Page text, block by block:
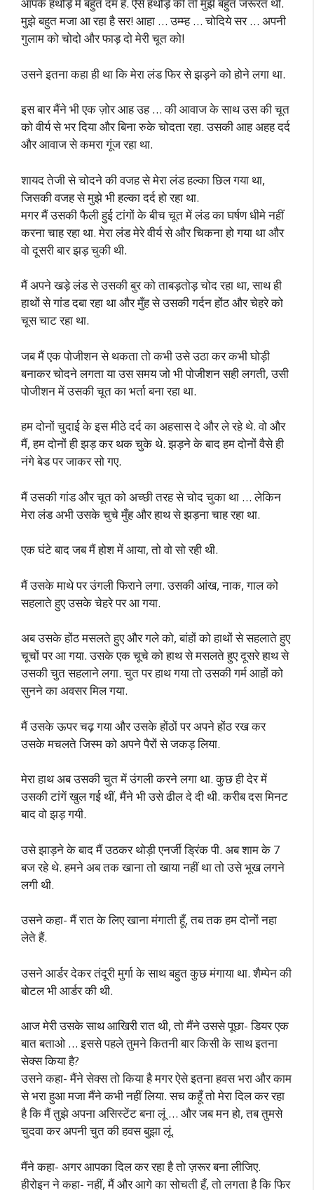
मुझे बहुत मजा आ रहा है सर! आहा … उम्म्ह … चोदिये सर … अपनी
गुलाम को चोदो और फाड़ दो मेरी चूत को!
उसने इतना कहा ही था कि मेरा लंड फिर से झड़ने को होने लगा था.
इस बार मैंने भी एक ज़ोर आह उह … की आवाज के साथ उस की चूत
को वीर्य से भर दिया और बिना रुके चोदता रहा. उसकी आह अहह दर्द
और आवाज से कमरा गूंज रहा था.
शायद तेजी से चोदने की वजह से मेरा लंड हल्का छिल गया था,
जिसकी वजह से मुझे भी हल्का दर्द हो रहा था.
मगर मैं उसकी फैली हुई टांगों के बीच चूत में लंड का घर्षण धीमे नहीं
करना चाह रहा था. मेरा लंड मेरे वीर्य से और चिकना हो गया था और
वो दूसरी बार झड़ चुकी थी.
मैं अपने खड़े लंड से उसकी बुर को ताबड़तोड़ चोद रहा था, साथ ही
हाथों से गांड दबा रहा था और मुँह से उसकी गर्दन होंठ और चेहरे को
चूस चाट रहा था.
जब मैं एक पोजीशन से थकता तो कभी उसे उठा कर कभी घोड़ी
बनाकर चोदने लगता या उस समय जो भी पोजीशन सही लगती, उसी
पोजीशन में उसकी चूत का भर्ता बना रहा था.
हम दोनों चुदाई के इस मीठे दर्द का अहसास दे और ले रहे थे. वो और
मैं, हम दोनों ही झड़ कर थक चुके थे. झड़ने के बाद हम दोनों वैसे ही
नंगे बेड पर जाकर सो गए.
मैं उसकी गांड और चूत को अच्छी तरह से चोद चुका था … लेकिन
मेरा लंड अभी उसके चुचे मुँह और हाथ से झड़ना चाह रहा था.
एक घंटे बाद जब मैं होश में आया, तो वो सो रही थी.
मैं उसके माथे पर उंगली फिराने लगा. उसकी आंख, नाक, गाल को
सहलाते हुए उसके चेहरे पर आ गया.
अब उसके होंठ मसलते हुए और गले को, बांहों को हाथों से सहलाते हुए
चूचों पर आ गया. उसके एक चूचे को हाथ से मसलते हुए दूसरे हाथ से
उसकी चुत सहलाने लगा. चुत पर हाथ गया तो उसकी गर्म आहों को
सुनने का अवसर मिल गया.
मैं उसके ऊपर चढ़ गया और उसके होंठों पर अपने होंठ रख कर
उसके मचलते जिस्म को अपने पैरों से जकड़ लिया.
मेरा हाथ अब उसकी चुत में उंगली करने लगा था. कुछ ही देर में
उसकी टांगें खुल गई थीं, मैंने भी उसे ढील दे दी थी. करीब दस मिनट
बाद वो झड़ गयी.
उसे झाड़ने के बाद मैं उठकर थोड़ी एनर्जी ड्रिंक पी. अब शाम के 7
बज रहे थे. हमने अब तक खाना तो खाया नहीं था तो उसे भूख लगने
लगी थी.
उसने कहा- मैं रात के लिए खाना मंगाती हूँ, तब तक हम दोनों नहा
लेते हैं.
उसने आर्डर देकर तंदूरी मुर्गा के साथ बहुत कुछ मंगाया था. शैम्पेन की
बोटल भी आर्डर की थी.
आज मेरी उसके साथ आखिरी रात थी, तो मैंने उससे पूछा- डियर एक
बात बताओ … इससे पहले तुमने कितनी बार किसी के साथ इतना
सेक्स किया है?
उसने कहा- मैंने सेक्स तो किया है मगर ऐसे इतना हवस भरा और काम
से भरा हुआ मजा मैंने कभी नहीं लिया. सच कहूँ तो मेरा दिल कर रहा
है कि मैं तुझे अपना असिस्टेंट बना लूं … और जब मन हो, तब तुमसे
चुदवा कर अपनी चुत की हवस बुझा लूं.
मैंने कहा- अगर आपका दिल कर रहा है तो ज़रूर बना लीजिए.
हीरोइन ने कहा- नहीं, मैं और आगे का सोचती हूँ, तो लगता है कि फिर